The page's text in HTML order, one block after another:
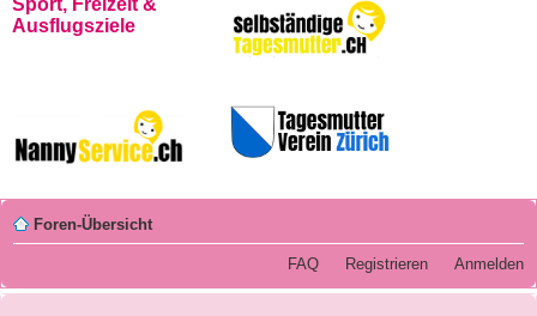
Sport, Freizeit &
Ausflugsziele
Foren-Übersicht
FAQ Registrieren Anmelden